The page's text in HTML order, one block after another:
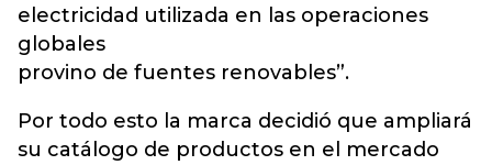
electricidad utilizada en las operaciones
globales
provino de fuentes renovables”.
Por todo esto la marca decidió que ampliará
su catálogo de productos en el mercado